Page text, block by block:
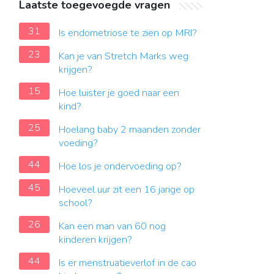
Laatste toegevoegde vragen
31
Is endometriose te zien op MRI?
23
Kan je van Stretch Marks weg
krijgen?
15
Hoe luister je goed naar een
kind?
25
Hoelang baby 2 maanden zonder
voeding?
44
Hoe los je ondervoeding op?
45
Hoeveel uur zit een 16 jarige op
school?
26
Kan een man van 60 nog
kinderen krijgen?
44
Is er menstruatieverlof in de cao